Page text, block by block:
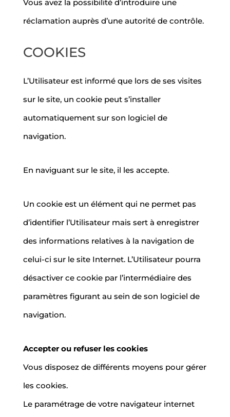
Vous avez la possibilité d’introduire une
réclamation auprès d’une autorité de contrôle.
COOKIES
L’Utilisateur est informé que lors de ses visites
sur le site, un cookie peut s’installer
automatiquement sur son logiciel de
navigation.
En naviguant sur le site, il les accepte.
Un cookie est un élément qui ne permet pas
d’identifier l’Utilisateur mais sert à enregistrer
des informations relatives à la navigation de
celui-ci sur le site Internet. L’Utilisateur pourra
désactiver ce cookie par l’intermédiaire des
paramètres figurant au sein de son logiciel de
navigation.
Accepter ou refuser les cookies
Vous disposez de différents moyens pour gérer
les cookies.
Le paramétrage de votre navigateur internet